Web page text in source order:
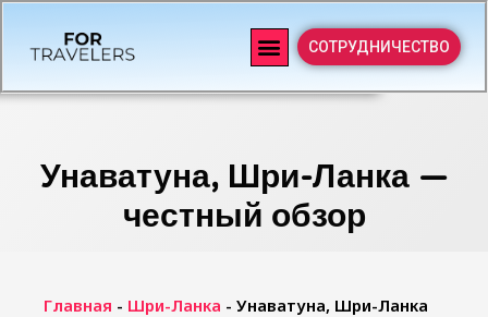
СОТРУДНИЧЕСТВО
Унаватуна, Шри-Ланка —
честный обзор
Главная - Шри-Ланка - Унаватуна, Шри-Ланка